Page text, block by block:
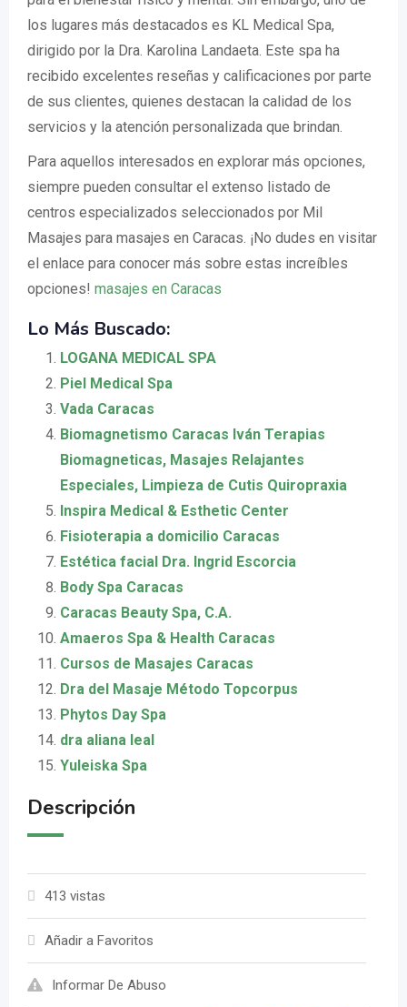
los lugares más destacados es KL Medical Spa,
dirigido por la Dra. Karolina Landaeta. Este spa ha
recibido excelentes reseñas y calificaciones por parte
de sus clientes, quienes destacan la calidad de los
servicios y la atención personalizada que brindan.
Para aquellos interesados en explorar más opciones,
siempre pueden consultar el extenso listado de
centros especializados seleccionados por Mil
Masajes para masajes en Caracas. ¡No dudes en visitar
el enlace para conocer más sobre estas increíbles
opciones! masajes en Caracas
Lo Más Buscado:
LOGANA MEDICAL SPA
Piel Medical Spa
Vada Caracas
Biomagnetismo Caracas Iván Terapias
Biomagneticas, Masajes Relajantes
Especiales, Limpieza de Cutis Quiropraxia
Inspira Medical & Esthetic Center
Fisioterapia a domicilio Caracas
Estética facial Dra. Ingrid Escorcia
Body Spa Caracas
Caracas Beauty Spa, C.A.
Amaeros Spa & Health Caracas
Cursos de Masajes Caracas
Dra del Masaje Método Topcorpus
Phytos Day Spa
dra aliana leal
Yuleiska Spa
Descripción
413 vistas
Añadir a Favoritos
Informar De Abuso